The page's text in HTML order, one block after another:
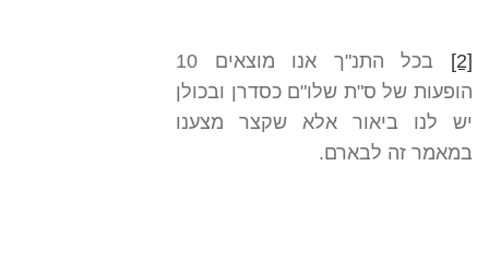
[2]
בכל התנ"ך אנו מוצאים 10
הופעות של ס"ת שלו"ם כסדרן ובכולן
יש לנו ביאור אלא שקצר מצענו
במאמר זה לבארם.